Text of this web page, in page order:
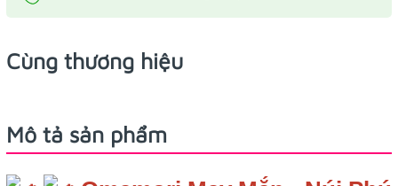
Cùng thương hiệu
Mô tả sản phẩm